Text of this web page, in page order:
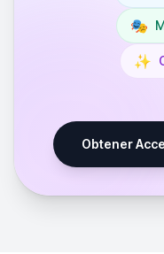
🎭
✨
Obtener